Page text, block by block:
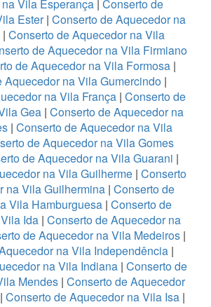
Vila Esperança | Conserto de
Ester| Conserto de Aquecedor na
| Conserto de Aquecedor na Vila
de Aquecedor na Vila Firmiano
de Aquecedor na Vila Formosa|
Aquecedor na Vila Gumercindo |
na Vila França| Conserto de
Gea| Conserto de Aquecedor na
| Conserto de Aquecedor na Vila
de Aquecedor na Vila Gomes
de Aquecedor na Vila Guarani |
na Vila Guilherme | Conserto
na Vila Guilhermina | Conserto de
Vila Hamburguesa | Conserto de
Ida| Conserto de Aquecedor na
de Aquecedor na Vila Medeiros |
na Vila Independência|
na Vila Indiana| Conserto de
Mendes | Conserto de Aquecedor
| Conserto de Aquecedor na Vila Isa |